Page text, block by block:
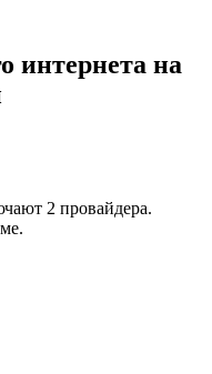
интернета на
2 провайдера.